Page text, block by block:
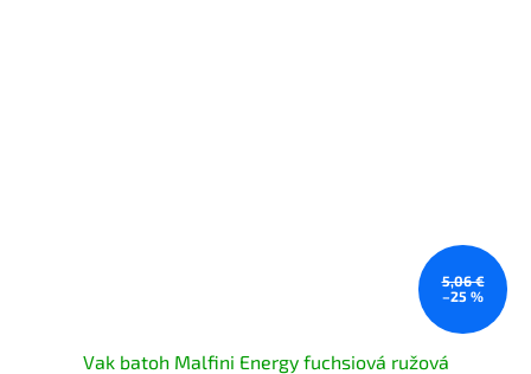
5,06 €
–25 %
Vak batoh Malfini Energy fuchsiová ružová